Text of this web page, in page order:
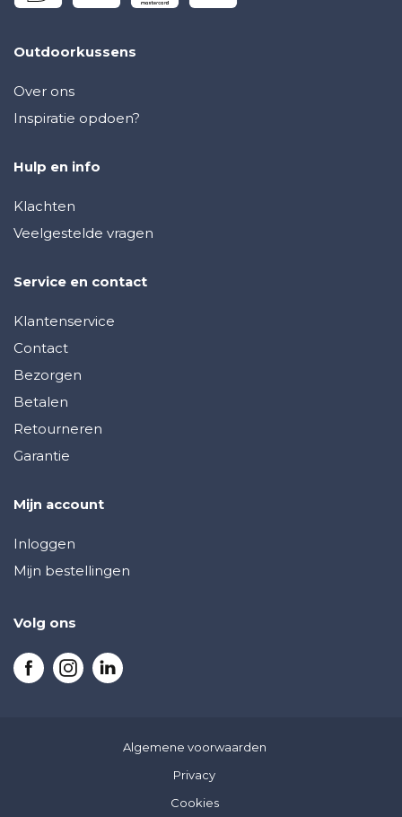
Outdoorkussens
Over ons
Inspiratie opdoen?
Hulp en info
Klachten
Veelgestelde vragen
Service en contact
Klantenservice
Contact
Bezorgen
Betalen
Retourneren
Garantie
Mijn account
Inloggen
Mijn bestellingen
Volg ons
Algemene voorwaarden
Privacy
Cookies